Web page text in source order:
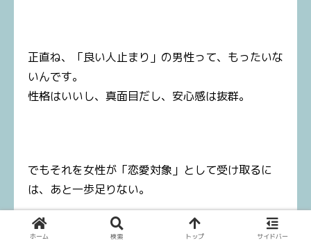
正直ね、「良い人止まり」の男性って、もったいな
いんです。
性格はいいし、真面目だし、安心感は抜群。
でもそれを女性が「恋愛対象」として受け取るに
は、あと一歩足りない。
ホーム 検索 トップ サイドバー